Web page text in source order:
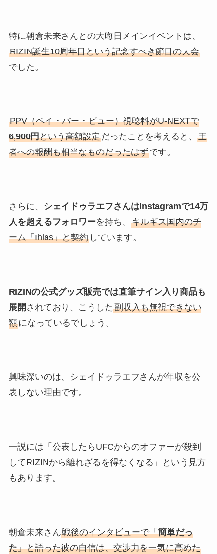
特に朝倉未来さんとの大晦日メインイベントは、
RIZIN誕生10周年目という記念すべき節目の大会
でした。
PPV（ペイ・パー・ビュー）視聴料がU-NEXTで
6,900円という高額設定だったことを考えると、 王
者への報酬も相当なものだったはずです。
さらに、
シェイドゥラエフさんはInstagramで14万
人を超えるフォロワーを持ち、 キルギス国内のチ
ーム「Ihlas」と契約しています。
RIZINの公式グッズ販売では直筆サイン入り商品も
展開 されており、こうした副収入も無視できない
額になっているでしょう。
興味深いのは、シェイドゥラエフさんが年収を公
表しない理由です。
一説には「公表したらUFCからのオファーが殺到
してRIZINから離れざるを得なくなる」という見方
もあります。
朝倉未来さん戦後のインタビューで「簡単だっ
た」と語った彼の自信は、交渉力を一気に高めた